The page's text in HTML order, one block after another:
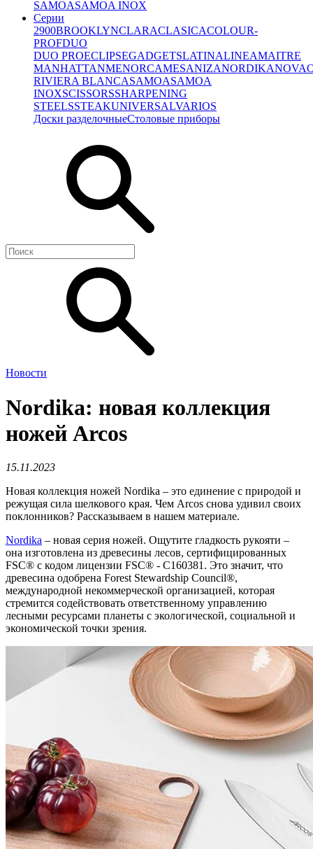
SAMOASAMOA INOX
Серии
2900BROOKLYNCLARACLASICACOLOUR-
PROFDUO
DUO PROECLIPSEGADGETSLATINALINEAMAITRE
MANHATTANMENORCAMESANIZANORDIKANOVA
RIVIERA BLANCASAMOASAMOA
INOXSCISSORSSHARPENING
STEELSSTEAKUNIVERSALVARIOS
Доски разделочныеСтоловые приборы
Новости
Nordika: новая коллекция
ножей Arcos
15.11.2023
Новая коллекция ножей Nordika – это единение с природой и
режущая сила шелкового края. Чем Arcos снова удивил своих
поклонников? Рассказываем в нашем материале.
Nordika – новая серия ножей. Ощутите гладкость рукояти –
она изготовлена из древесины лесов, сертифицированных
FSC® с кодом лицензии FSC® - C160381. Это значит, что
древесина одобрена Forest Stewardship Council®,
международной некоммерческой организацией, которая
стремится содействовать ответственному управлению
лесными ресурсами планеты с экологической, социальной и
экономической точки зрения.